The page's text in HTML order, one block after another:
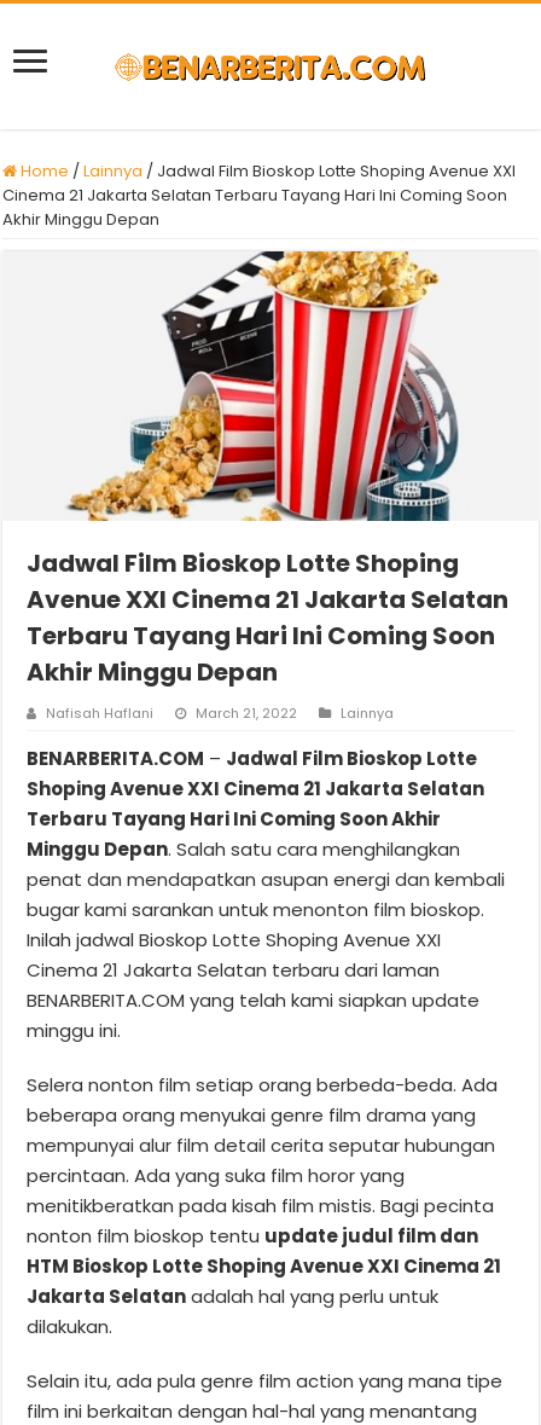
Home /Lainnya / Jadwal Film Bioskop Lotte Shoping Avenue XXI
Cinema 21 Jakarta Selatan Terbaru Tayang Hari Ini Coming Soon
Akhir Minggu Depan
Jadwal Film Bioskop Lotte Shoping
Avenue XXI Cinema 21 Jakarta Selatan
Terbaru Tayang Hari Ini Coming Soon
Akhir Minggu Depan
Nafisah Haflani March 21, 2022 Lainnya
BENARBERITA.COM – Jadwal Film Bioskop Lotte
Shoping Avenue XXI Cinema 21 Jakarta Selatan
Terbaru Tayang Hari Ini Coming Soon Akhir
Minggu Depan. Salah satu cara menghilangkan
penat dan mendapatkan asupan energi dan kembali
bugar kami sarankan untuk menonton film bioskop.
Inilah jadwal Bioskop Lotte Shoping Avenue XXI
Cinema 21 Jakarta Selatan terbaru dari laman
BENARBERITA.COM yang telah kami siapkan update
minggu ini.
Selera nonton film setiap orang berbeda-beda. Ada
beberapa orang menyukai genre film drama yang
mempunyai alur film detail cerita seputar hubungan
percintaan. Ada yang suka film horor yang
menitikberatkan pada kisah film mistis. Bagi pecinta
nonton film bioskop tentu update judul film dan
HTM Bioskop Lotte Shoping Avenue XXI Cinema 21
Jakarta Selatanadalah hal yang perlu untuk
dilakukan.
Selain itu, ada pula genre film action yang mana tipe
film ini berkaitan dengan hal-hal yang menantang